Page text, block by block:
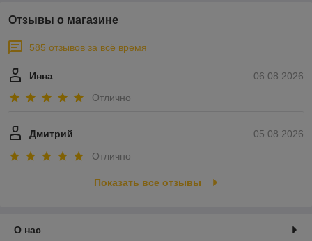
Отзывы о магазине
585 отзывов за всё время
06.08.2026
Инна
Отлично
05.08.2026
Дмитрий
Отлично
Показать все отзывы
О нас